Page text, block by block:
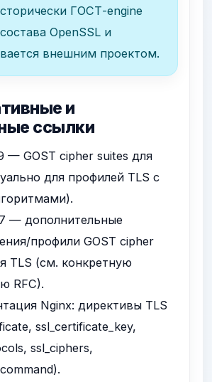
ГОСТ-engine
OpenSSL и
внешним проектом.
и
ссылки
— GOST cipher suites для
для профилей TLS с
— дополнительные
профили GOST cipher
TLS (см. конкретную
RFC).
Nginx: директивы TLS
ssl_certificate_key,
ssl_ciphers,